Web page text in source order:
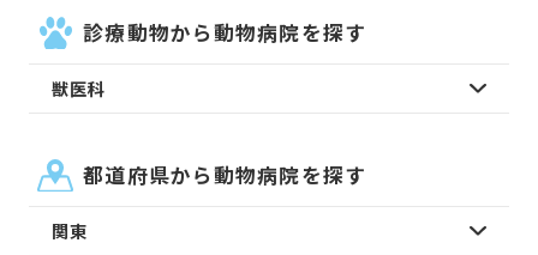
診療動物から動物病院を探す
獣医科
都道府県から動物病院を探す
関東